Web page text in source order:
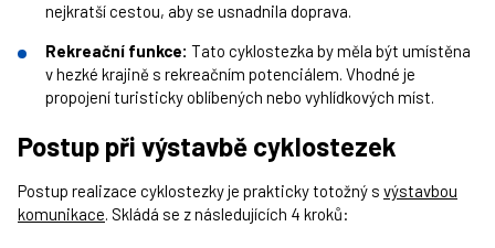
nejkratší cestou, aby se usnadnila doprava.
Rekreační funkce: Tato cyklostezka by měla být umístěna
v hezké krajině s rekreačním potenciálem. Vhodné je
propojení turisticky oblíbených nebo vyhlídkových míst.
Postup při výstavbě cyklostezek
Postup realizace cyklostezky je prakticky totožný s výstavbou
komunikace. Skládá se z následujících 4 kroků: